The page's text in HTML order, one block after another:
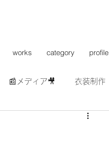
works category profile
📰メディア🎥 衣装制作